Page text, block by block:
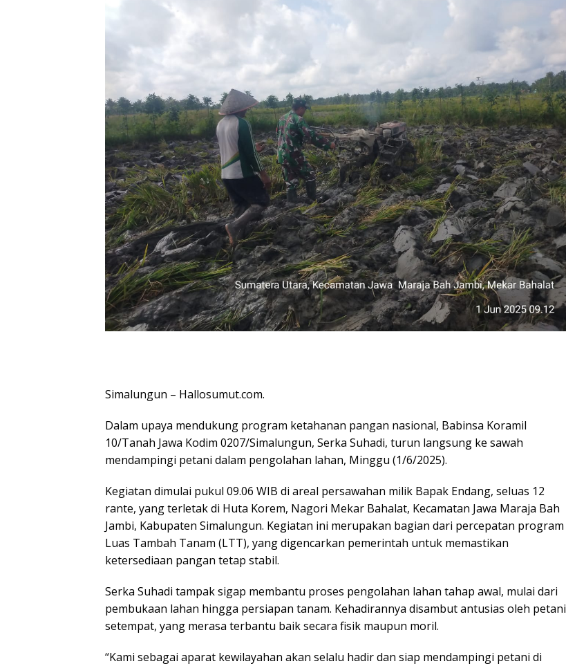
Simalungun – Hallosumut.com.
Dalam upaya mendukung program ketahanan pangan nasional, Babinsa Koramil
10/Tanah Jawa Kodim 0207/Simalungun, Serka Suhadi, turun langsung ke sawah
mendampingi petani dalam pengolahan lahan, Minggu (1/6/2025).
Kegiatan dimulai pukul 09.06 WIB di areal persawahan milik Bapak Endang, seluas 12
rante, yang terletak di Huta Korem, Nagori Mekar Bahalat, Kecamatan Jawa Maraja Bah
Jambi, Kabupaten Simalungun. Kegiatan ini merupakan bagian dari percepatan program
Luas Tambah Tanam (LTT), yang digencarkan pemerintah untuk memastikan
ketersediaan pangan tetap stabil.
Serka Suhadi tampak sigap membantu proses pengolahan lahan tahap awal, mulai dari
pembukaan lahan hingga persiapan tanam. Kehadirannya disambut antusias oleh petani
setempat, yang merasa terbantu baik secara fisik maupun moril.
“Kami sebagai aparat kewilayahan akan selalu hadir dan siap mendampingi petani di